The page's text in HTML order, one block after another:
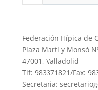
Federación Hípica de
Plaza Martí y Monsó
47001, Valladolid
Tlf: 983371821/Fax:
Secretaria: